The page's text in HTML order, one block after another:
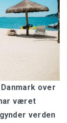
over
været
verden